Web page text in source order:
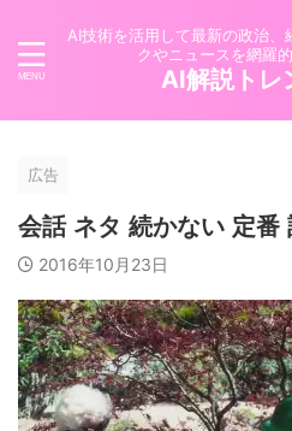
AI技術を活用して最新の政治、
クやニュースを網羅
AI解説トレ
広告
会話 ネタ 続かない 定番
2016年10月23日